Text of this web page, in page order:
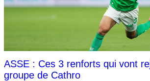
ASSE : Ces 3 renforts qui vont
groupe de Cathro